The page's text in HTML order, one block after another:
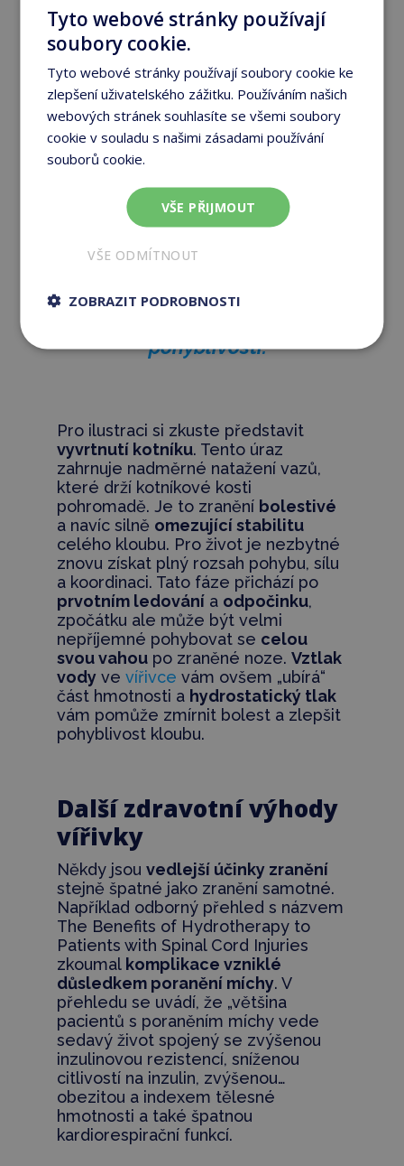
na rozsahu pohybu, který zároveň
využívá výhody hydrostatického
A článek The Science Behind the
Soak z roku 2012 jasně říká:
„Jednoduché ponoření
vytváří na tělo hydrostatický
tlak, který je hnací silou ke
může mít za výsledek snížení
pohyblivosti.“
Pro ilustraci si zkuste představit
vyvrtnutí kotníku. Tento úraz
zahrnuje nadměrné natažení vazů,
které drží kotníkové kosti
pohromadě. Je to zranění bolestivé
a navíc silně omezující stabilitu
celého kloubu. Pro život je nezbytné
znovu získat plný rozsah pohybu, sílu
a koordinaci. Tato fáze přichází po
prvotním ledovánía odpočinku,
zpočátku ale může být velmi
nepříjemné pohybovat se celou
svou vahoupo zraněné noze. Vztlak
vodyve vířivce vám ovšem „ubírá“
část hmotnosti a hydrostatický tlak
vám pomůže zmírnit bolest a zlepšit
pohyblivost kloubu.
Další zdravotní výhody
vířivky
Někdy jsou vedlejší účinky zranění
stejně špatné jako zranění samotné.
Například odborný přehled s názvem
The Benefits of Hydrotherapy to
Patients with Spinal Cord Injuries
zkoumal komplikace vzniklé
důsledkem poranění míchy. V
přehledu se uvádí, že „většina
pacientů s poraněním míchy vede
sedavý život spojený se zvýšenou
inzulinovou rezistencí, sníženou
citlivostí na inzulin, zvýšenou…
obezitou a indexem tělesné
hmotnosti a také špatnou
kardiorespirační funkcí.
Tyto webové stránky používají
soubory cookie.
Tyto webové stránky používají soubory cookie ke
zlepšení uživatelského zážitku. Používáním našich
webových stránek souhlasíte se všemi soubory
cookie v souladu s našimi zásadami používání
souborů cookie.
VŠE PŘIJMOUT
VŠE ODMÍTNOUT
ZOBRAZIT PODROBNOSTI